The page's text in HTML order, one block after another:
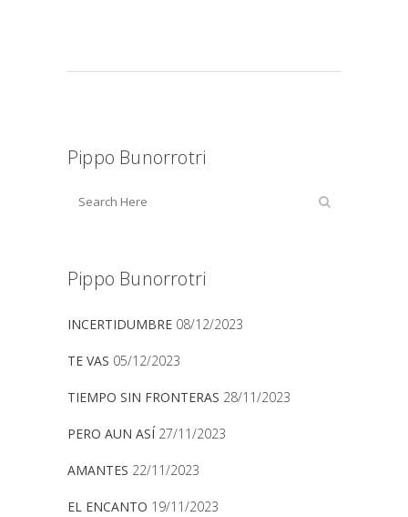
Pippo Bunorrotri
Pippo Bunorrotri
INCERTIDUMBRE 08/12/2023
TE VAS 05/12/2023
TIEMPO SIN FRONTERAS 28/11/2023
PERO AUN ASÍ 27/11/2023
AMANTES 22/11/2023
EL ENCANTO 19/11/2023